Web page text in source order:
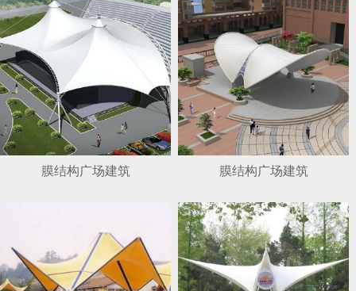
膜结构广场建筑 膜结构广场建筑